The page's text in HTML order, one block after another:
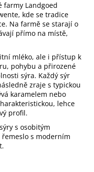
farmy Landgoed
kde se tradice
Na farmě se starají o
přímo na místě,
mléko, ale i přístup k
pohybu a přirozené
sýra. Každý sýr
zraje s typickou
karamelem nebo
lehce
profil.
s osobitým
s moderním